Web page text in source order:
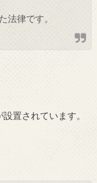
法律です。
置されています。